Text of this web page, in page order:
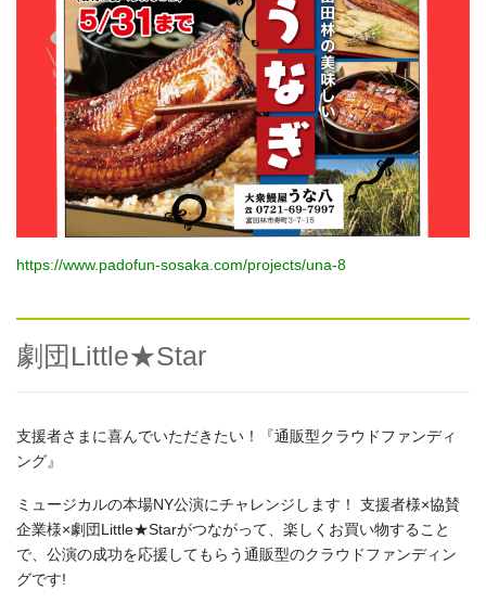
https://www.padofun-sosaka.com/projects/una-8
劇団Little★Star
支援者さまに喜んでいただきたい！『通販型クラウドファンディ
ング』
ミュージカルの本場NY公演にチャレンジします！ 支援者様×協賛
企業様×劇団Little★Starがつながって、楽しくお買い物すること
で、公演の成功を応援してもらう通販型のクラウドファンディン
グです!